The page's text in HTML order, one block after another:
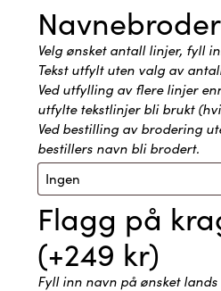
Velg ønsket antall linjer, fyll
Tekst utfylt uten valg av
Ved utfylling av flere linjer
utfylte tekstlinjer bli brukt
Ved bestilling av brodering
bestillers navn bli brodert.
Flagg på
(+249 kr)
Fyll inn navn på ønsket